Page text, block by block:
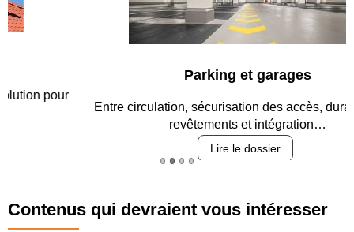
Parking et garages
Entre circulation, sécurisation des accès, durabilité des
revêtements et intégration…
Contenus qui devraient vous intéresser